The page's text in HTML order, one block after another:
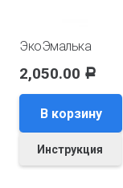
ЭкоЭмалька
2,050.00 Р
В корзину
Инструкция